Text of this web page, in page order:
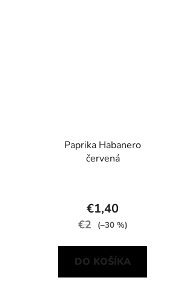
Paprika Habanero
červená
€1,40
€2 (–30 %)
DO KOŠÍKA